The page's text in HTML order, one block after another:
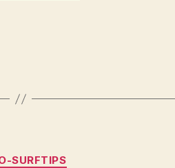
Kategorien
SURFTIPS